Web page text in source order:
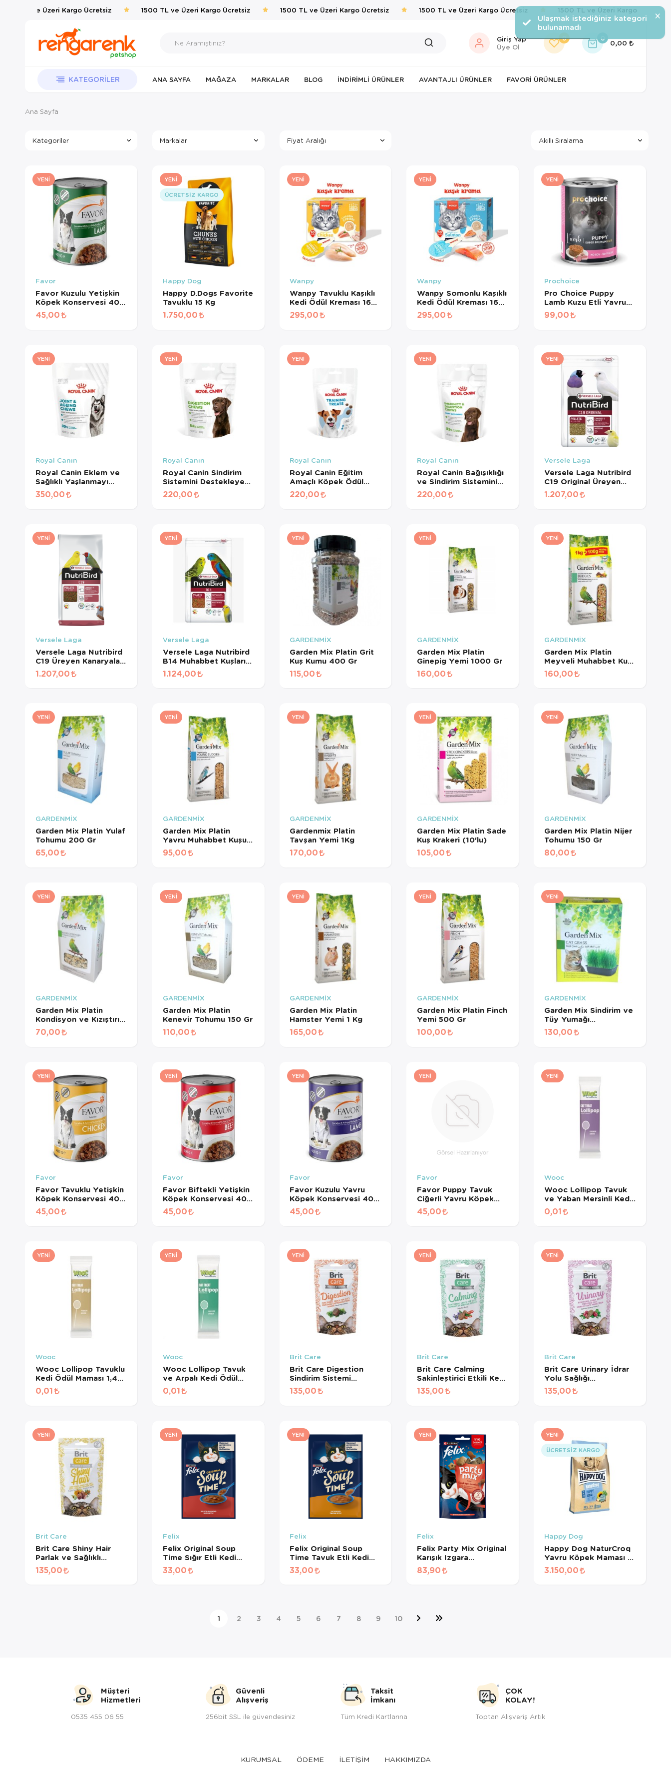
TL ve Üzeri Kargo Ücretsiz 1500 TL ve Üzeri Kargo Ücretsiz 1500 TL ve Üzeri Kargo Ücretsiz 1500 TL ve Üzeri Kargo Ücretsiz 1500 TL ve Üzeri Kargo Ücretsiz
Giriş Yap
Üye Ol
0 0
0,00
KATEGORILER ANA SAYFA MAĞAZA MARKALAR BLOG İNDIRIMLI ÜRÜNLER AVANTAJLI ÜRÜNLER FAVORI ÜRÜNLER
Ana Sayfa
Kategoriler Markalar Fiyat Aralığı
YENI
Favor
Favor Kuzulu Yetişkin
Köpek Konservesi 400
Gr
45,00
YENI
ÜCRETSIZ KARGO
Happy Dog
Happy D.Dogs Favorite
Tavuklu 15 Kg
1.750,00
YENI
Wanpy
Wanpy Tavuklu Kaşıklı
Kedi Ödül Kreması 16
gr*10Ad
295,00
YENI
Wanpy
Wanpy Somonlu Kaşıklı
Kedi Ödül Kreması 16
gr*10Ad
295,00
YENI
Prochoice
Pro Choice Puppy
Lamb Kuzu Etli Yavru
Köpek Konservesi 400
Gr
99,00
YENI
Royal Canın
Royal Canin Eklem ve
Sağlıklı Yaşlanmayı
Destekleyen
Tamamlayıcı Yetişkin
350,00
YENI
Royal Canın
Royal Canin Sindirim
Sistemini Destekleyen
Tamamlayıcı Yetişkin
Köpek Ödül Maması
220,00
YENI
Royal Canın
Royal Canin Eğitim
Amaçlı Köpek Ödül
Maması 110 Gr
220,00
YENI
Royal Canın
Royal Canin Bağışıklığı
ve Sindirim Sistemini
Destekleyen
Tamamlayıcı Yavru
220,00
YENI
Versele Laga
Versele Laga Nutribird
C19 Original Üreyen
Kanaryalar Ve Finçler
İçin Beyaz Pelet Yem 3
1.207,00
YENI
Versele Laga
Versele Laga Nutribird
C19 Üreyen Kanaryalar
Ve Finçler İçin Meyveli
1.207,00
YENI
Versele Laga
Versele Laga Nutribird
B14 Muhabbet Kuşları
Ve Mini Paraketler İçin
Meyveli Pelet Yem 3
1.124,00
YENI
GARDENMİX
Garden Mix Platin Grit
Kuş Kumu 400 Gr
115,00
YENI
GARDENMİX
Garden Mix Platin
Ginepig Yemi 1000 Gr
160,00
YENI
GARDENMİX
Garden Mix Platin
Meyveli Muhabbet Kuş
Yemi 1.1 Kg
160,00
YENI
GARDENMİX
Garden Mix Platin Yulaf
Tohumu 200 Gr
65,00
YENI
GARDENMİX
Garden Mix Platin
Yavru Muhabbet Kuşu
Yemi 500 Gr
95,00
YENI
GARDENMİX
Gardenmix Platin
Tavşan Yemi 1Kg
170,00
YENI
GARDENMİX
Garden Mix Platin Sade
Kuş Krakeri (10'lu)
105,00
YENI
GARDENMİX
Garden Mix Platin Nijer
Tohumu 150 Gr
80,00
YENI
GARDENMİX
Garden Mix Platin
Kondisyon ve Kızıştırıcı
Yem 150 Gr
70,00
YENI
GARDENMİX
Garden Mix Platin
Kenevir Tohumu 150 Gr
110,00
YENI
GARDENMİX
Garden Mix Platin
Hamster Yemi 1 Kg
165,00
YENI
GARDENMİX
Garden Mix Platin Finch
Yemi 500 Gr
100,00
YENI
GARDENMİX
Garden Mix Sindirim ve
Tüy Yumağı
Destekleyen Kedi Çimi
130,00
YENI
Favor
Favor Tavuklu Yetişkin
Köpek Konservesi 400
Gr
45,00
YENI
Favor
Favor Biftekli Yetişkin
Köpek Konservesi 400
Gr
45,00
YENI
Favor
Favor Kuzulu Yavru
Köpek Konservesi 400
Gr
45,00
YENI
Favor
Favor Puppy Tavuk
Ciğerli Yavru Köpek
Konservesi 400 Gr
45,00
YENI
Wooc
Wooc Lollipop Tavuk
ve Yaban Mersinli Kedi
Ödül Maması 1,4 Gr
0,01
YENI
Wooc
Wooc Lollipop Tavuklu
Kedi Ödül Maması 1,4
Gr
0,01
YENI
Wooc
Wooc Lollipop Tavuk
ve Arpalı Kedi Ödül
Maması 1,4 Gr
0,01
YENI
Brit Care
Brit Care Digestion
Sindirim Sistemi
Destekleyici Tahılsız
Kedi Ödül Maması 50gr
135,00
YENI
Brit Care
Brit Care Calming
Sakinleştirici Etkili Kedi
Ödül Maması 50gr
135,00
YENI
Brit Care
Brit Care Urinary İdrar
Yolu Sağlığı
Destekleyici Kedi Ödül
Maması 50 Gr
135,00
YENI
Brit Care
Brit Care Shiny Hair
Parlak ve Sağlıklı
Tüyler için Tahılsız Kedi
Ödül Maması 50gr
135,00
YENI
Felix
Felix Original Soup
Time Sığır Etli Kedi
Çorbası 48 Gr
33,00
YENI
Felix
Felix Original Soup
Time Tavuk Etli Kedi
Çorbası 48 Gr
33,00
YENI
Felix
Felix Party Mix Original
Karışık Izgara
Lezzetleri Kedi Ödül
Maması 60 Gr
83,90
YENI
ÜCRETSIZ KARGO
Happy Dog
Happy Dog NaturCroq
Yavru Köpek Maması 15
Kg
3.150,00
1 2 3 4 5 6 7 8 9 10
Müşteri
Hizmetleri
0535 455 06 55
Güvenli
Alışveriş
256bit SSL ile güvendesiniz
Taksit
İmkanı
Tüm Kredi Kartlarına
ÇOK
KOLAY!
Toptan Alışveriş Artık
KURUMSAL ÖDEME İLETİŞİM HAKKIMIZDA
×
Ulaşmak istediğiniz kategori
bulunamadı